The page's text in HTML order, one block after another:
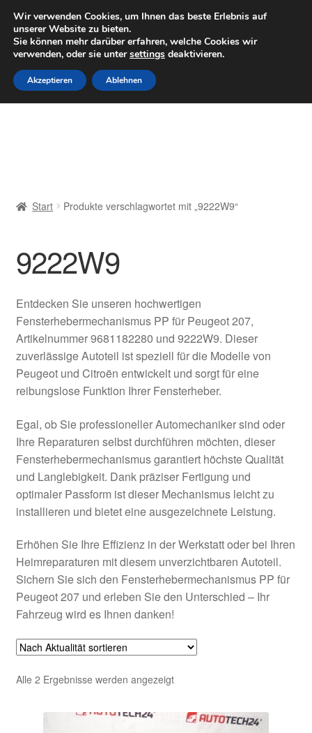
LIEFERUNG ab 6 EUR
Mo–Fr 9–16 Uhr · 0175 7465658
Zur
Navigation
springen
Zum
Inhalt
springen
Datenschutz-Bestimmungen
Impressum
Kasse
Kontakt
Mein Konto
Über uns
Weltweiter Versand
Zahlungen
Start Produkte verschlagwortet mit „9222W9“
9222W9
Entdecken Sie unseren hochwertigen
Fensterhebermechanismus PP für Peugeot 207,
Artikelnummer 9681182280 und 9222W9. Dieser
zuverlässige Autoteil ist speziell für die Modelle von
Peugeot und Citroën entwickelt und sorgt für eine
reibungslose Funktion Ihrer Fensterheber.
Egal, ob Sie professioneller Automechaniker sind oder
Ihre Reparaturen selbst durchführen möchten, dieser
Fensterhebermechanismus garantiert höchste Qualität
und Langlebigkeit. Dank präziser Fertigung und
optimaler Passform ist dieser Mechanismus leicht zu
installieren und bietet eine ausgezeichnete Leistung.
Erhöhen Sie Ihre Effizienz in der Werkstatt oder bei Ihren
Heimreparaturen mit diesem unverzichtbaren Autoteil.
Sichern Sie sich den Fensterhebermechanismus PP für
Peugeot 207 und erleben Sie den Unterschied – Ihr
Fahrzeug wird es Ihnen danken!
Alle 2 Ergebnisse werden angezeigtNach
sortiert
Wir verwenden Cookies, um Ihnen das beste Erlebnis auf
unserer Website zu bieten.
Sie können mehr darüber erfahren, welche Cookies wir
verwenden, oder sie untersettings deaktivieren.
Akzeptieren Ablehnen